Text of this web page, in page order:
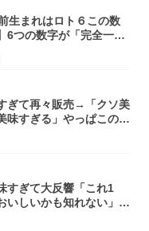
生まれはロト６この数
6つの数字が「完全一
ぎて再々販売→「クソ美
味すぎる」やっぱこのク
すぎて大反響「これ1
いしいかも知れない」